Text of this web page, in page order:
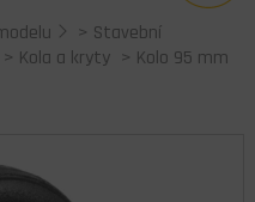
> Stavební
> Kola a kryty > Kolo 95 mm